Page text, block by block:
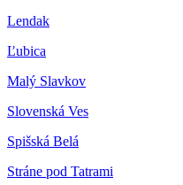
Lendak
Ľubica
Malý Slavkov
Slovenská Ves
Spišská Belá
Stráne pod Tatrami